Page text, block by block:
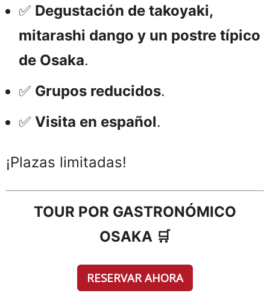
✅ Degustación de takoyaki,
mitarashi dango y un postre típico
de Osaka.
✅ Grupos reducidos.
✅ Visita en español.
¡Plazas limitadas!
TOUR POR GASTRONÓMICO
OSAKA 🛒
RESERVAR AHORA